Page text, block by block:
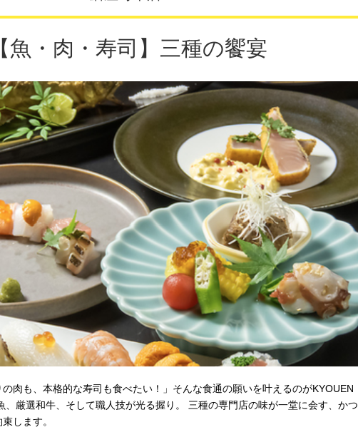
【魚・肉・寿司】三種の饗宴
の肉も、本格的な寿司も食べたい！」そんな食通の願いを叶えるのがKYOUEN
、厳選和牛、そして職人技が光る握り。 三種の専門店の味が一堂に会す、かつ
します。